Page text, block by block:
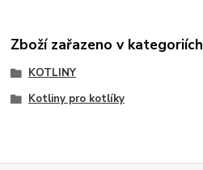
Zboží zařazeno v kategoriích
KOTLINY
Kotliny pro kotlíky